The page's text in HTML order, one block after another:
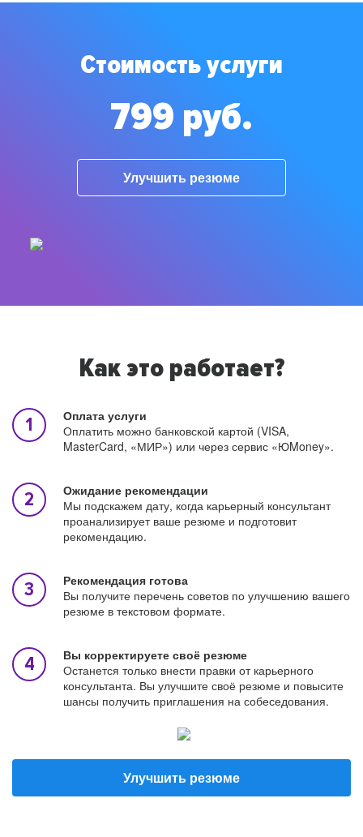
Стоимость услуги
799 руб.
Улучшить резюме
Как это работает?
Оплата услуги
Оплатить можно банковской картой (VISA,
MasterCard, «МИР») или через сервис «ЮMoney».
Ожидание рекомендации
Мы подскажем дату, когда карьерный консультант
проанализирует ваше резюме и подготовит
рекомендацию.
Рекомендация готова
Вы получите перечень советов по улучшению вашего
резюме в текстовом формате.
Вы корректируете своё резюме
Останется только внести правки от карьерного
консультанта. Вы улучшите своё резюме и повысите
шансы получить приглашения на собеседования.
Улучшить резюме